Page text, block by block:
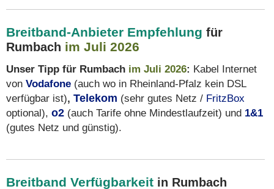
Breitband-Anbieter Empfehlung für
Rumbach im Juli 2026
Unser Tipp für Rumbach im Juli 2026: Kabel Internet
von Vodafone (auch wo in Rheinland-Pfalz kein DSL
verfügbar ist), Telekom (sehr gutes Netz / FritzBox
optional), o2 (auch Tarife ohne Mindestlaufzeit) und 1&1
(gutes Netz und günstig).
Breitband Verfügbarkeit in Rumbach